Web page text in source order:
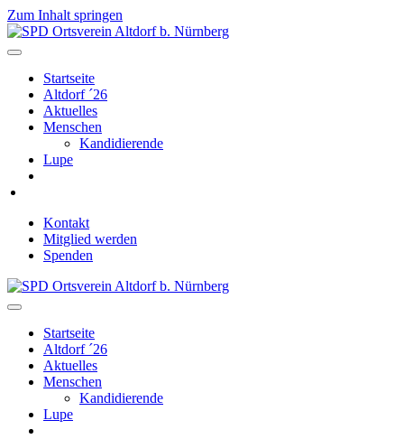
Zum Inhalt springen
Navigation
Startseite
Altdorf ´26
Aktuelles
Menschen
Kandidierende
Lupe
Kontakt
Mitglied werden
Spenden
Navigation
Startseite
Altdorf ´26
Aktuelles
Menschen
Kandidierende
Lupe